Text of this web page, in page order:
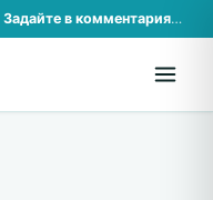
Задайте в комментариях — ответим!